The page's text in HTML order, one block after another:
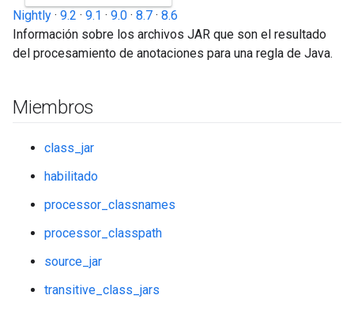
Nightly · 9.2 · 9.1 · 9.0 · 8.7 · 8.6
Información sobre los archivos JAR que son el resultado
del procesamiento de anotaciones para una regla de Java.
Miembros
class_jar
habilitado
processor_classnames
processor_classpath
source_jar
transitive_class_jars